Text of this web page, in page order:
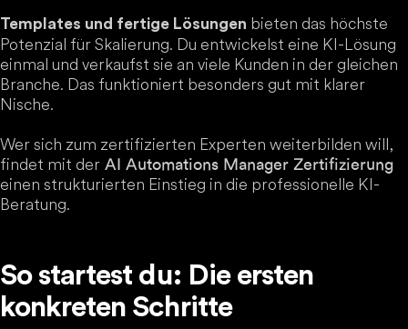
Templates und fertige Lösungen bieten das höchste
Potenzial für Skalierung. Du entwickelst eine KI-Lösung
einmal und verkaufst sie an viele Kunden in der gleichen
Branche. Das funktioniert besonders gut mit klarer
Nische.
Wer sich zum zertifizierten Experten weiterbilden will,
findet mit der AI Automations Manager Zertifizierung
einen strukturierten Einstieg in die professionelle KI-
Beratung.
So startest du: Die ersten
konkreten Schritte